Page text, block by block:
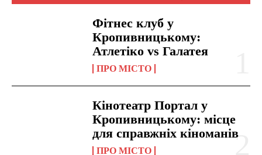
Фітнес клуб у
Кропивницькому:
Атлетіко vs Галатея
ПРО МІСТО
Кінотеатр Портал у
Кропивницькому: місце
для справжніх кіноманів
ПРО МІСТО